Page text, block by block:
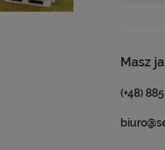
Masz
(+48)